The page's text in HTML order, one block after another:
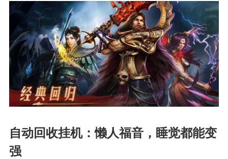
自动回收挂机：懒人福音，睡觉都能变
强